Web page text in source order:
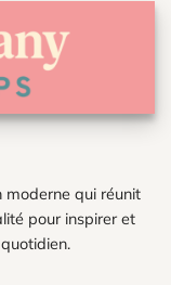
moderne qui réunit
pour inspirer et